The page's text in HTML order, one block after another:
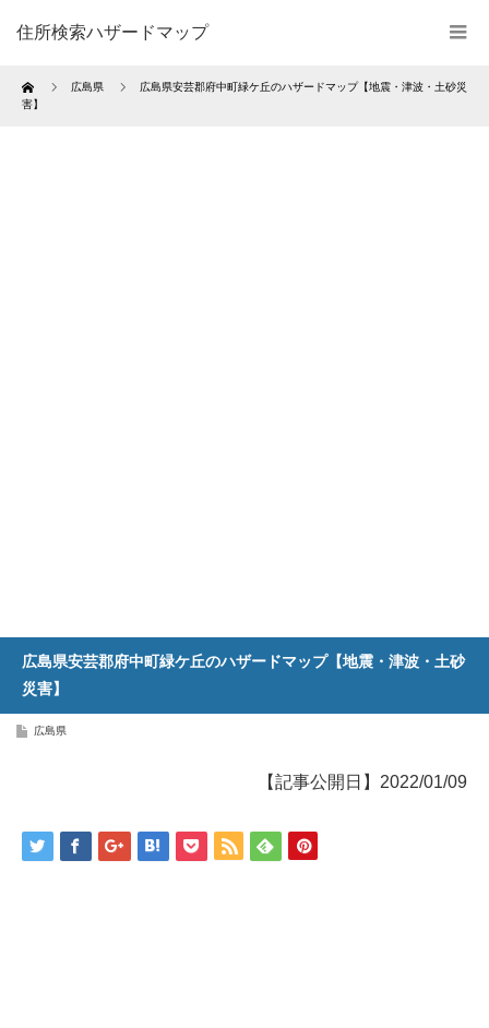
住所検索ハザードマップ
Home 広島県
広島県安芸郡府中町緑ケ丘のハザードマップ【地震・津波・土砂災
害】
広島県安芸郡府中町緑ケ丘のハザードマップ【地震・津波・土砂
災害】
広島県
【記事公開日】2022/01/09